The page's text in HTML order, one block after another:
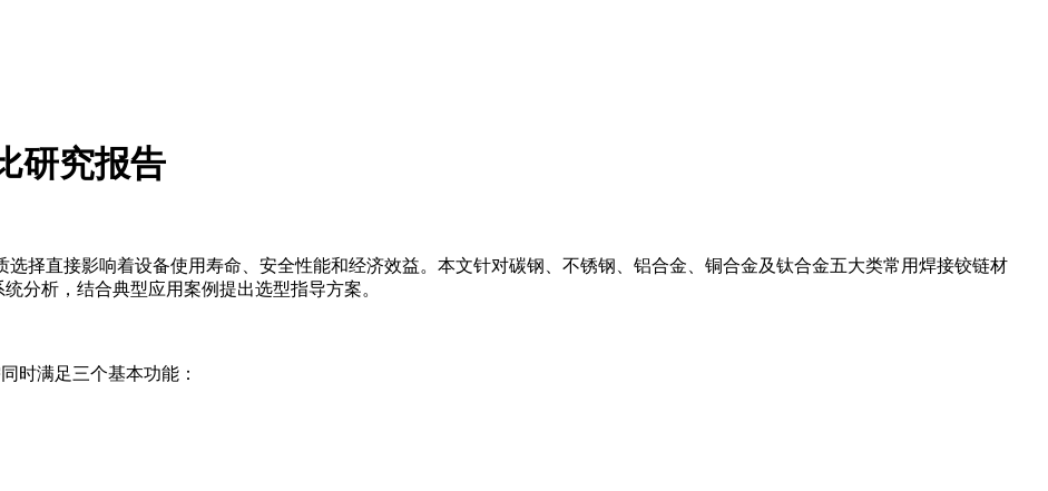
研究报告
择直接影响着设备使用寿命、安全性能和经济效益。本文针对碳钢、不锈钢、铝合金、铜合金及钛合金五大类常用焊接铰链材
分析，结合典型应用案例提出选型指导方案。
时满足三个基本功能：